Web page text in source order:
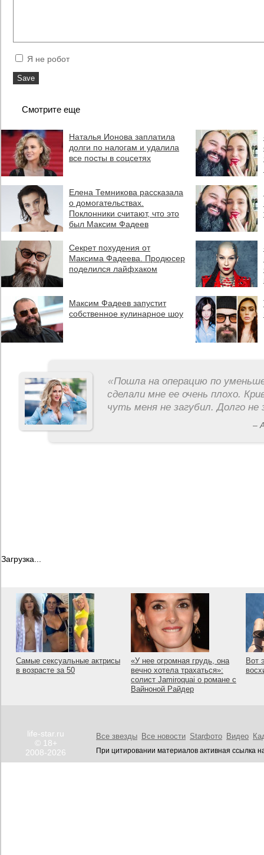
Я не робот
Смотрите еще
Наталья Ионова заплатила
долги по налогам и удалила
все посты в соцсетях
Елена Темникова рассказала
о домогательствах.
Поклонники считают, что это
был Максим Фадеев
Секрет похудения от
Максима Фадеева. Продюсер
поделился лайфхаком
Максим Фадеев запустит
собственное кулинарное шоу
«Пошла на операцию по
сделали мне ее очень плохо.
чуть меня не загубил. Долго не
–
Загрузка...
Самые сексуальные актрисы
в возрасте за 50
«У нее огромная грудь, она
вечно хотела трахаться»:
солист Jamiroquai о романе с
Вайноной Райдер
Вот
life-star.ru
© 18+
2008-2026
Все звезды Все новости Starфото Видео
При цитировании материалов активная ссылка